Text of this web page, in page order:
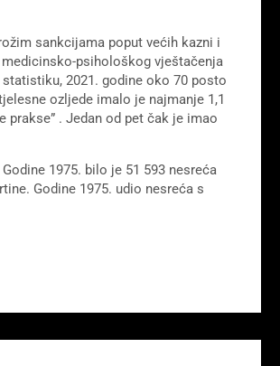
sankcijama poput većih kazni i
psihološkog vještačenja
2021. godine oko 70 posto
ozljede imalo je najmanje 1,1
. Jedan od pet čak je imao
1975. bilo je 51 593 nesreća
Godine 1975. udio nesreća s